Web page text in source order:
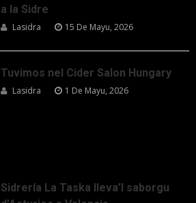
a la Sidre
Lasidra 15 De Mayu, 2026
Tuvimos nel Cider Salon Hungary
Lasidra 1 De Mayu, 2026
Sidrería La Taska lleva’l saborgu